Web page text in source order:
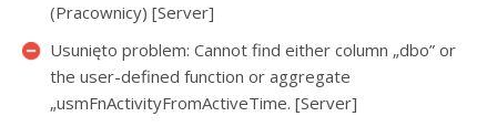
(Pracownicy) [Server]
Usunięto problem: Cannot find either column „dbo” or
the user-defined function or aggregate
„usmFnActivityFromActiveTime. [Server]